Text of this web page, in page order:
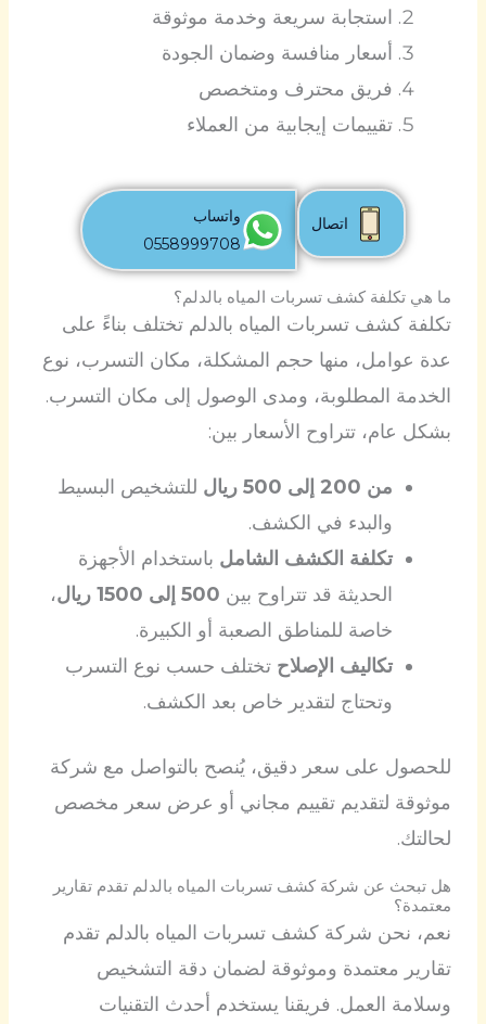
استجابة سريعة وخدمة موثوقة
أسعار منافسة وضمان الجودة
فريق محترف ومتخصص
تقييمات إيجابية من العملاء
اتصال
واتساب
0558999708
ما هي تكلفة كشف تسربات المياه بالدلم؟
تكلفة كشف تسربات المياه بالدلم تختلف بناءً على
عدة عوامل، منها حجم المشكلة، مكان التسرب، نوع
الخدمة المطلوبة، ومدى الوصول إلى مكان التسرب.
بشكل عام، تتراوح الأسعار بين:
من 200 إلى 500 ريال
للتشخيص البسيط
والبدء في الكشف.
تكلفة الكشف الشامل باستخدام الأجهزة
الحديثة قد تتراوح بين 500 إلى 1500 ريال
،
خاصة للمناطق الصعبة أو الكبيرة.
تكاليف الإصلاح تختلف حسب نوع التسرب
وتحتاج لتقدير خاص بعد الكشف.
للحصول على سعر دقيق، يُنصح بالتواصل مع شركة
موثوقة لتقديم تقييم مجاني أو عرض سعر مخصص
لحالتك.
هل تبحث عن شركة كشف تسربات المياه بالدلم تقدم تقارير
معتمدة؟
نعم، نحن شركة كشف تسربات المياه بالدلم تقدم
تقارير معتمدة وموثوقة لضمان دقة التشخيص
وسلامة العمل. فريقنا يستخدم أحدث التقنيات